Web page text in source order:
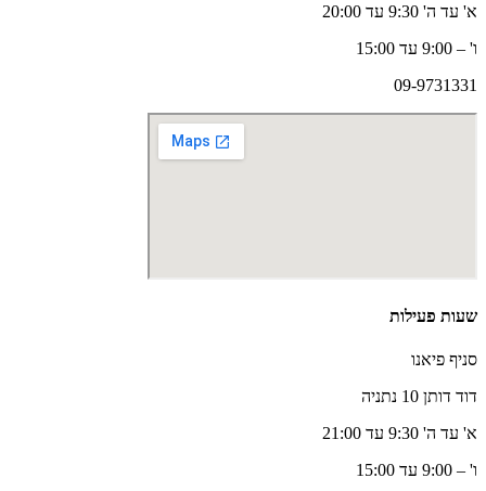
א' עד ה' 9:30 עד 20:00
ו' – 9:00 עד 15:00
09-9731331
שעות פעילות
סניף פיאנו
דוד דותן 10 נתניה
א' עד ה' 9:30 עד 21:00
ו' – 9:00 עד 15:00